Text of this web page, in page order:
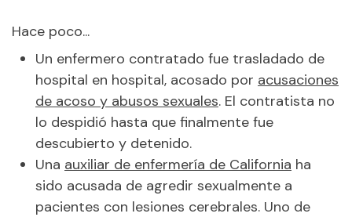
Hace poco...
Un enfermero contratado fue trasladado de
hospital en hospital, acosado por acusaciones
de acoso y abusos sexuales. El contratista no
lo despidió hasta que finalmente fue
descubierto y detenido.
Una auxiliar de enfermería de California ha
sido acusada de agredir sexualmente a
pacientes con lesiones cerebrales. Uno de